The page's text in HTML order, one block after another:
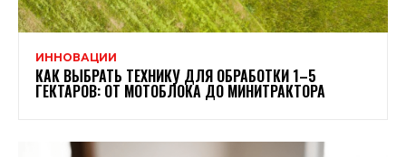
ИННОВАЦИИ
КАК ВЫБРАТЬ ТЕХНИКУ ДЛЯ ОБРАБОТКИ 1–5
ГЕКТАРОВ: ОТ МОТОБЛОКА ДО МИНИТРАКТОРА